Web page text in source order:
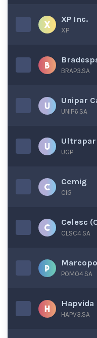
XP Inc.
XP
BRAP3.SA
Unipar
UNIP6.SA
Ultrapar
UGP
Cemig
CIG
Celesc
CLSC4.SA
POMO4.SA
Hapvida
HAPV3.SA